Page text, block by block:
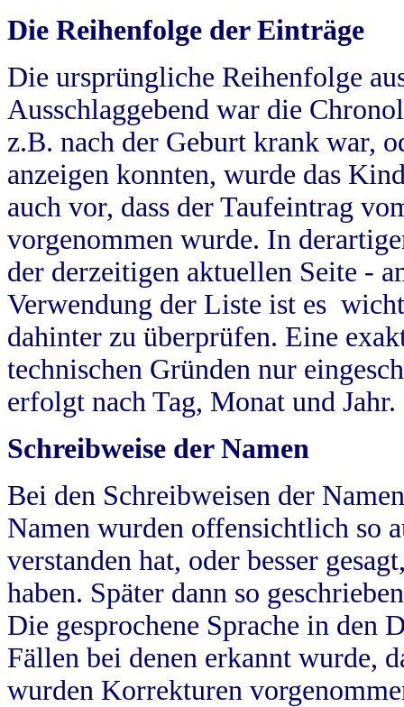
Die Reihenfolge der Einträge
Die ursprüngliche Reihenfolge
Ausschlaggebend war die
z.B. nach der Geburt krank war,
anzeigen konnten, wurde das
auch vor, dass der Taufeintrag
vorgenommen wurde. In
der derzeitigen aktuellen Seite -
Verwendung der Liste ist es
dahinter zu überprüfen. Eine
technischen Gründen nur
erfolgt nach Tag, Monat und Jahr.
Schreibweise der Namen
Bei den Schreibweisen der
Namen wurden offensichtlich so
verstanden hat, oder besser
haben. Später dann so
Die gesprochene Sprache in
Fällen bei denen erkannt wurde,
wurden Korrekturen